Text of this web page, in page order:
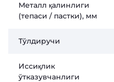
Металл қалинлиги
(тепаси / пастки), мм
Тўлдиручи
Иссиқлик
ўтказувчанлиги